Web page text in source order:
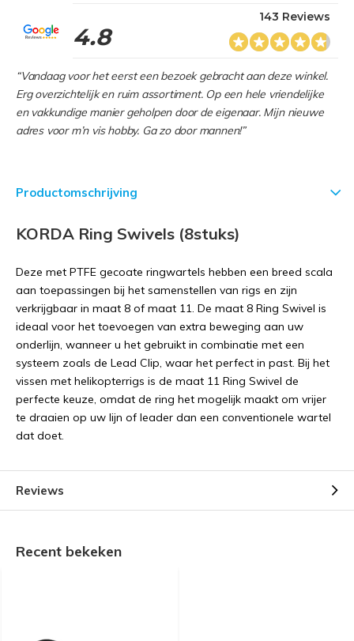
4.8
143 Reviews
“Vandaag voor het eerst een bezoek gebracht aan deze winkel.
Erg overzichtelijk en ruim assortiment. Op een hele vriendelijke
en vakkundige manier geholpen door de eigenaar. Mijn nieuwe
adres voor m’n vis hobby. Ga zo door mannen!”
Productomschrijving
KORDA Ring Swivels (8stuks)
Deze met PTFE gecoate ringwartels hebben een breed scala
aan toepassingen bij het samenstellen van rigs en zijn
verkrijgbaar in maat 8 of maat 11. De maat 8 Ring Swivel is
ideaal voor het toevoegen van extra beweging aan uw
onderlijn, wanneer u het gebruikt in combinatie met een
systeem zoals de Lead Clip, waar het perfect in past. Bij het
vissen met helikopterrigs is de maat 11 Ring Swivel de
perfecte keuze, omdat de ring het mogelijk maakt om vrijer
te draaien op uw lijn of leader dan een conventionele wartel
dat doet.
Reviews
Recent bekeken